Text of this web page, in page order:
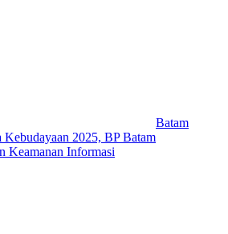
Batam
2025, BP Batam
Keamanan Informasi